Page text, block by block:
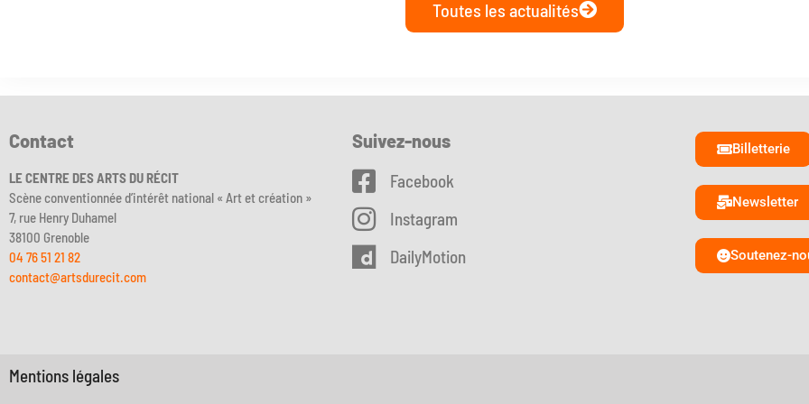
Toutes les actualités
Contact
LE CENTRE DES ARTS DU RÉCIT
Scène conventionnée d’intérêt national « Art et création »
7, rue Henry Duhamel
38100 Grenoble
04 76 51 21 82
contact@artsdurecit.com
Suivez-nous
Facebook
Instagram
DailyMotion
Billetterie
Newsletter
Soutenez-
Mentions légales